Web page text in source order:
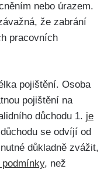
nebo úrazem.
že zabrání
pracovních
pojištění. Osoba
pojištění na
důchodu 1. je
se odvíjí od
důkladně zvážit,
, než